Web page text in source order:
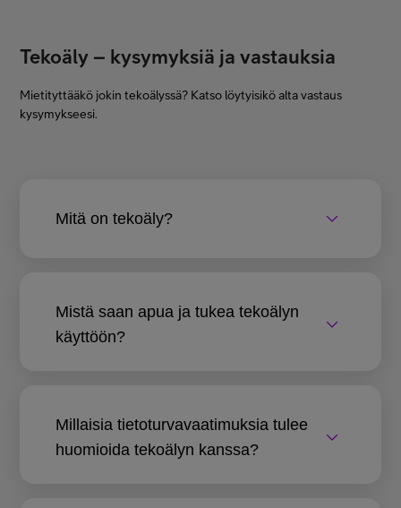
Tekoäly – kysymyksiä ja vastauksia
Mietityttääkö jokin tekoälyssä? Katso löytyisikö alta vastaus
kysymykseesi.
Mitä on tekoäly?
Mistä saan apua ja tukea tekoälyn
käyttöön?
Millaisia tietoturvavaatimuksia tulee
huomioida tekoälyn kanssa?